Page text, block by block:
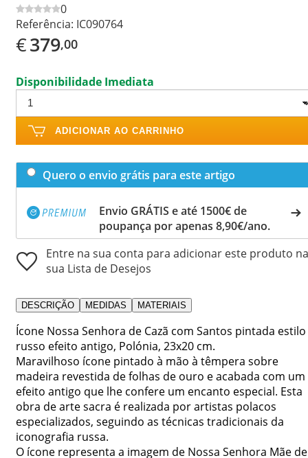
0
Referência: IC090764
€379,00
Disponibilidade Imediata
ADICIONAR AO CARRINHO
Quero o envio grátis para este artigo
Envio GRÁTIS e até 1500€ de
poupança por apenas 8,90€/ano.
Entre na sua conta para adicionar este produto na
sua Lista de Desejos
DESCRIÇÃO MEDIDAS MATERIAIS
Ícone Nossa Senhora de Cazã com Santos pintada estilo
russo efeito antigo, Polónia, 23x20 cm.
Maravilhoso ícone pintado à mão à têmpera sobre
madeira revestida de folhas de ouro e acabada com um
efeito antigo que lhe confere um encanto especial. Esta
obra de arte sacra é realizada por artistas polacos
especializados, seguindo as técnicas tradicionais da
iconografia russa.
O ícone representa a imagem de Nossa Senhora Mãe de